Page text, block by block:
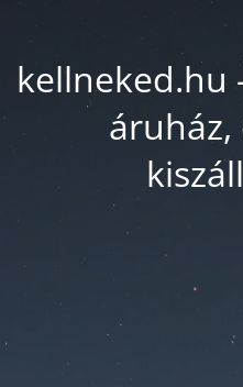
kellneked.hu
áruház,